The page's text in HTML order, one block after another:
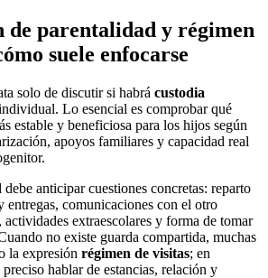
de parentalidad y régimen
suele enfocarse
solo de discutir si habrá custodia
Lo esencial es comprobar qué
estable y beneficiosa para los hijos según
apoyos familiares y capacidad real
anticipar cuestiones concretas: reparto
entregas, comunicaciones con el otro
extraescolares y forma de tomar
no existe guarda compartida, muchas
la expresión régimen de visitas; en
hablar de estancias, relación y